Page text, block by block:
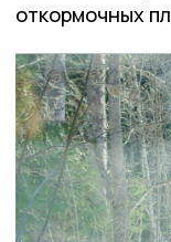
откормочных